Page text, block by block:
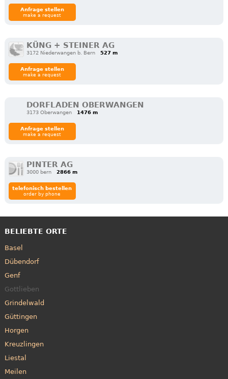
Anfrage stellen
make a request
KÜNG + STEINER AG
3172 Niederwangen b. Bern 527 m
Anfrage stellen
make a request
DORFLADEN OBERWANGEN
3173 Oberwangen 1476 m
Anfrage stellen
make a request
PINTER AG
3000 bern 2866 m
telefonisch bestellen
order by phone
BELIEBTE ORTE
Basel
Dübendorf
Genf
Gottlieben
Grindelwald
Güttingen
Horgen
Kreuzlingen
Liestal
Meilen